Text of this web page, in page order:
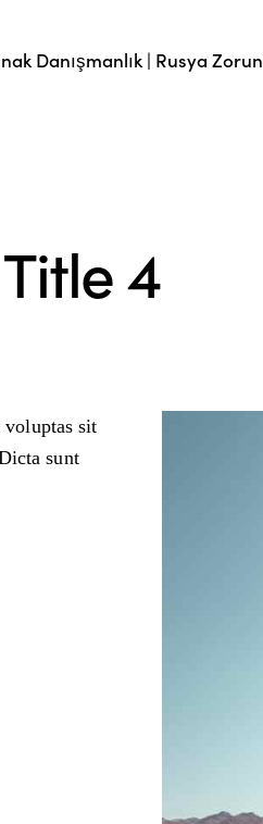
Danışmanlık | Rusya
4
sit
sunt